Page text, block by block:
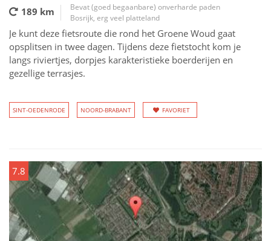
189 km
Bevat (goed begaanbare) onverharde paden
Bosrijk, erg veel platteland
Je kunt deze fietsroute die rond het Groene Woud gaat
opsplitsen in twee dagen. Tijdens deze fietstocht kom je
langs riviertjes, dorpjes karakteristieke boerderijen en
gezellige terrasjes.
SINT-OEDENRODE NOORD-BRABANT FAVORIET
7.8